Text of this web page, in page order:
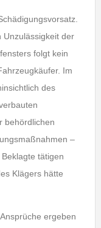
Unzulässigkeit der
folgt kein
Im
des
behördlichen
–
tätigen
Klägers hätte
ergeben